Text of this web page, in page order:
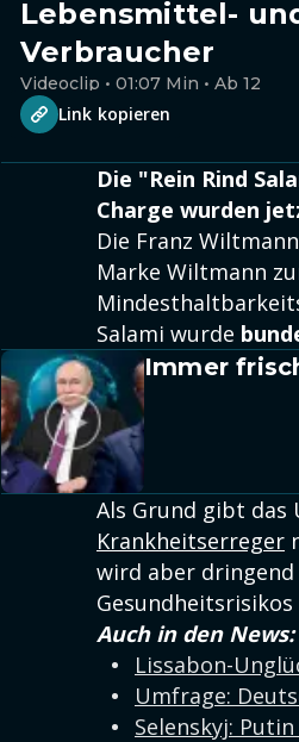
Lebensmittel-
Verbraucher
Videoclip • 01:07 Min • Ab 12
Link kopieren
Die "Rein Rind
Charge wurden
Die Franz
Marke Wiltmann
Salami wurde
Immer
Als Grund gibt das
Krankheitserreger
wird aber
Auch in den News:
Lissabon-
Umfrage:
Selenskyj: